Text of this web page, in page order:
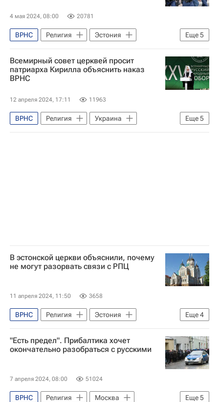
4 мая 2024, 08:00 20781
Еще5
ВРНС Религия
Эстония
Москва
Прибалтика
Московский Патриархат
Русская православная церковь
Аналитика - Религия и мировоззрение
Всемирный совет церквей просит
патриарха Кирилла объяснить наказ
ВРНС
12 апреля 2024, 17:11 11963
Еще5
ВРНС Религия
Украина
Россия
Москва
В эстонской церкви объяснили, почему
не могут разорвать связи с РПЦ
11 апреля 2024, 11:50 3658
Еще4
ВРНС Религия
Эстония
Москва
Русская православная церковь
"Есть предел". Прибалтика хочет
окончательно разобраться с русскими
7 апреля 2024, 08:00 51024
Еще5
ВРНС Религия
Москва